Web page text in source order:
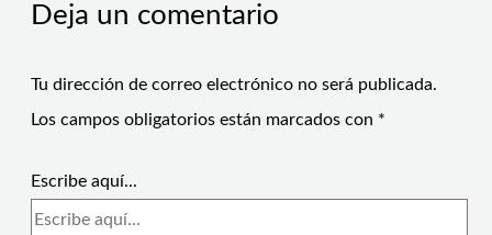
Deja un comentario
Tu dirección de correo electrónico no será publicada.
Los campos obligatorios están marcados con *
Escribe aquí...